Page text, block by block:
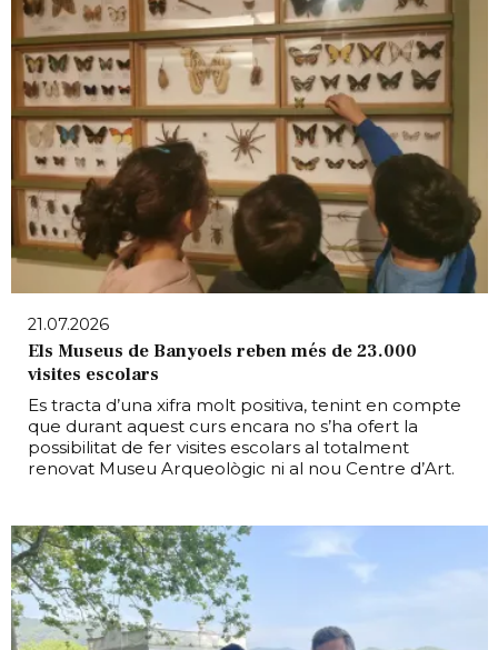
21.07.2026
Els Museus de Banyoels reben més de 23.000
visites escolars
Es tracta d’una xifra molt positiva, tenint en compte
que durant aquest curs encara no s’ha ofert la
possibilitat de fer visites escolars al totalment
renovat Museu Arqueològic ni al nou Centre d’Art.